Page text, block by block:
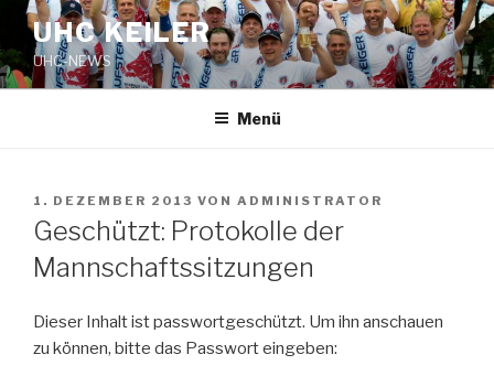
Zum
Inhalt
springen
UHC KEILER
UHC-NEWS
Menü
VERÖFFENTLICHT
AM
1. DEZEMBER 2013 VON ADMINISTRATOR
Geschützt: Protokolle der
Mannschaftssitzungen
Dieser Inhalt ist passwortgeschützt. Um ihn anschauen
zu können, bitte das Passwort eingeben: